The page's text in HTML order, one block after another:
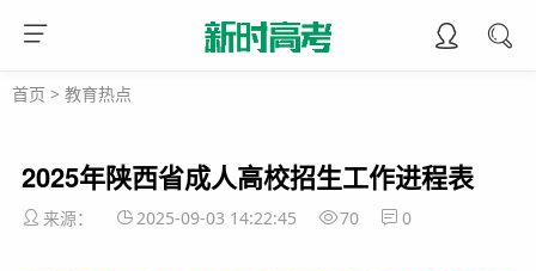
首页 > 教育热点
2025年陕西省成人高校招生工作进程表
来源： 2025-09-03 14:22:45 70 0